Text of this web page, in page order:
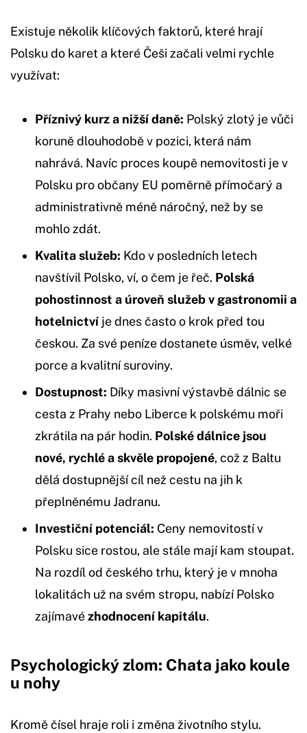
Existuje několik klíčových faktorů, které hrají
Polsku do karet a které Češi začali velmi rychle
využívat:
Příznivý kurz a nižší daně: Polský zlotý je vůči
koruně dlouhodobě v pozici, která nám
nahrává. Navíc proces koupě nemovitosti je v
Polsku pro občany EU poměrně přímočarý a
administrativně méně náročný, než by se
mohlo zdát.
Kvalita služeb: Kdo v posledních letech
navštívil Polsko, ví, o čem je řeč. Polská
pohostinnost a úroveň služeb v gastronomii a
hotelnictví je dnes často o krok před tou
českou. Za své peníze dostanete úsměv, velké
porce a kvalitní suroviny.
Dostupnost: Díky masivní výstavbě dálnic se
cesta z Prahy nebo Liberce k polskému moři
zkrátila na pár hodin. Polské dálnice jsou
nové, rychlé a skvěle propojené, což z Baltu
dělá dostupnější cíl než cestu na jih k
přeplněnému Jadranu.
Investiční potenciál: Ceny nemovitostí v
Polsku sice rostou, ale stále mají kam stoupat.
Na rozdíl od českého trhu, který je v mnoha
lokalitách už na svém stropu, nabízí Polsko
zajímavézhodnocení kapitálu.
Psychologický zlom: Chata jako koule
u nohy
Kromě čísel hraje roli i změna životního stylu.